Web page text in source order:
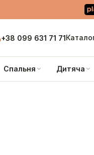
+38 099 631 71 71
Спальня Дитяча